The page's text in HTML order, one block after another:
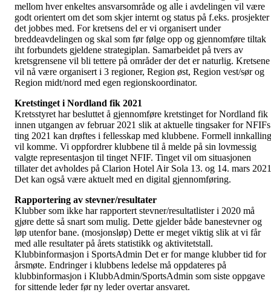
mellom hver enkeltes ansvarsområde og alle i avdelingen vil være
godt orientert om det som skjer internt og status på f.eks. prosjekter
det jobbes med. For kretsens del er vi organisert under
breddeavdelingen og skal som før følge opp og gjennomføre tiltak
iht forbundets gjeldene strategiplan. Samarbeidet på tvers av
kretsgrensene vil bli tettere på områder der det er naturlig. Kretsene
vil nå være organisert i 3 regioner, Region øst, Region vest/sør og
Region midt/nord med egen regionskoordinator.
Kretstinget i Nordland fik 2021
Kretsstyret har besluttet å gjennomføre kretstinget for Nordland fik
innen utgangen av februar 2021 slik at aktuelle tingsaker for NFIFs
ting 2021 kan drøftes i fellesskap med klubbene. Formell innkalling
vil komme. Vi oppfordrer klubbene til å melde på sin lovmessig
valgte representasjon til tinget NFIF. Tinget vil om situasjonen
tillater det avholdes på Clarion Hotel Air Sola 13. og 14. mars
Det kan også være aktuelt med en digital gjennomføring.
Rapportering av stevner/resultater
Klubber som ikke har rapportert stevner/resultatlister i 2020 må
gjøre dette så snart som mulig. Dette gjelder både banestevner og
løp utenfor bane. (mosjonsløp) Dette er meget viktig slik at vi får
med alle resultater på årets statistikk og aktivitetstall.
Klubbinformasjon i SportsAdmin Det er for mange klubber tid for
årsmøte. Endringer i klubbens ledelse må oppdateres på
klubbinformasjon i KlubbAdmin/SportsAdmin som siste oppgave
for sittende leder før ny leder overtar ansvaret.